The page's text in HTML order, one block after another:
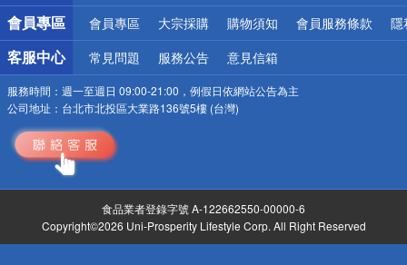
會員專區 會員專區 大宗採購 購物須知 會員服務條款 隱
客服中心 常見問題 服務公告 意見信箱
服務時間： 週一至週日 09:00-21:00，例假日依網站公告為主
公司地址： 台北市北投區大業路136號5樓 (台灣)
食品業者登錄字號 A-122662550-00000-6
Copyright©2026 Uni-Prosperity Lifestyle Corp. All Right Reserved